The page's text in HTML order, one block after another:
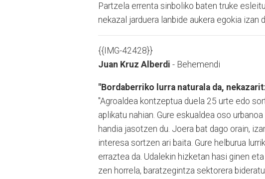
Partzela errenta sinboliko baten truke
nekazal jarduera lanbide aukera egokia izan
{{IMG-42428}}
Juan Kruz Alberdi - Behemendi
"Bordaberriko lurra naturala da,
"Agroaldea kontzeptua duela 25 urte edo
aplikatu nahian. Gure eskualdea oso
handia jasotzen du. Joera bat dago orain,
interesa sortzen ari baita. Gure helburua
erraztea da. Udalekin hizketan hasi ginen
zen horrela, baratzegintza sektorera